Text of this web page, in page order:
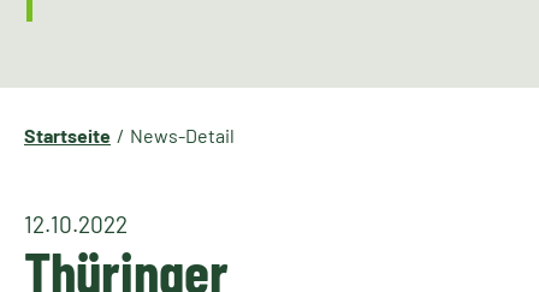
Startseite News-Detail
12.10.2022
Thüringer